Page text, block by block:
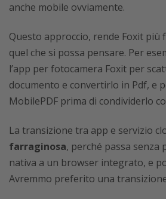
anche mobile ovviamente.
Questo approccio, rende Foxit più
quel che si possa pensare. Per
l’app per fotocamera Foxit per
documento e convertirlo in Pdf, e
MobilePDF prima di condividerlo
La transizione tra app e servizio
farraginosa, perché passa senza
nativa a un browser integrato, e
Avremmo preferito una